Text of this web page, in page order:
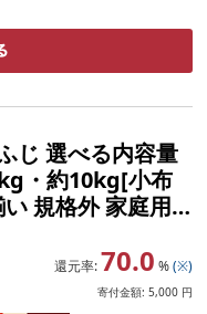
じ 選べる内容量
・約10kg[小布
規格外 家庭用
還元率: 70.0 % (※)
寄付金額: 5,000 円